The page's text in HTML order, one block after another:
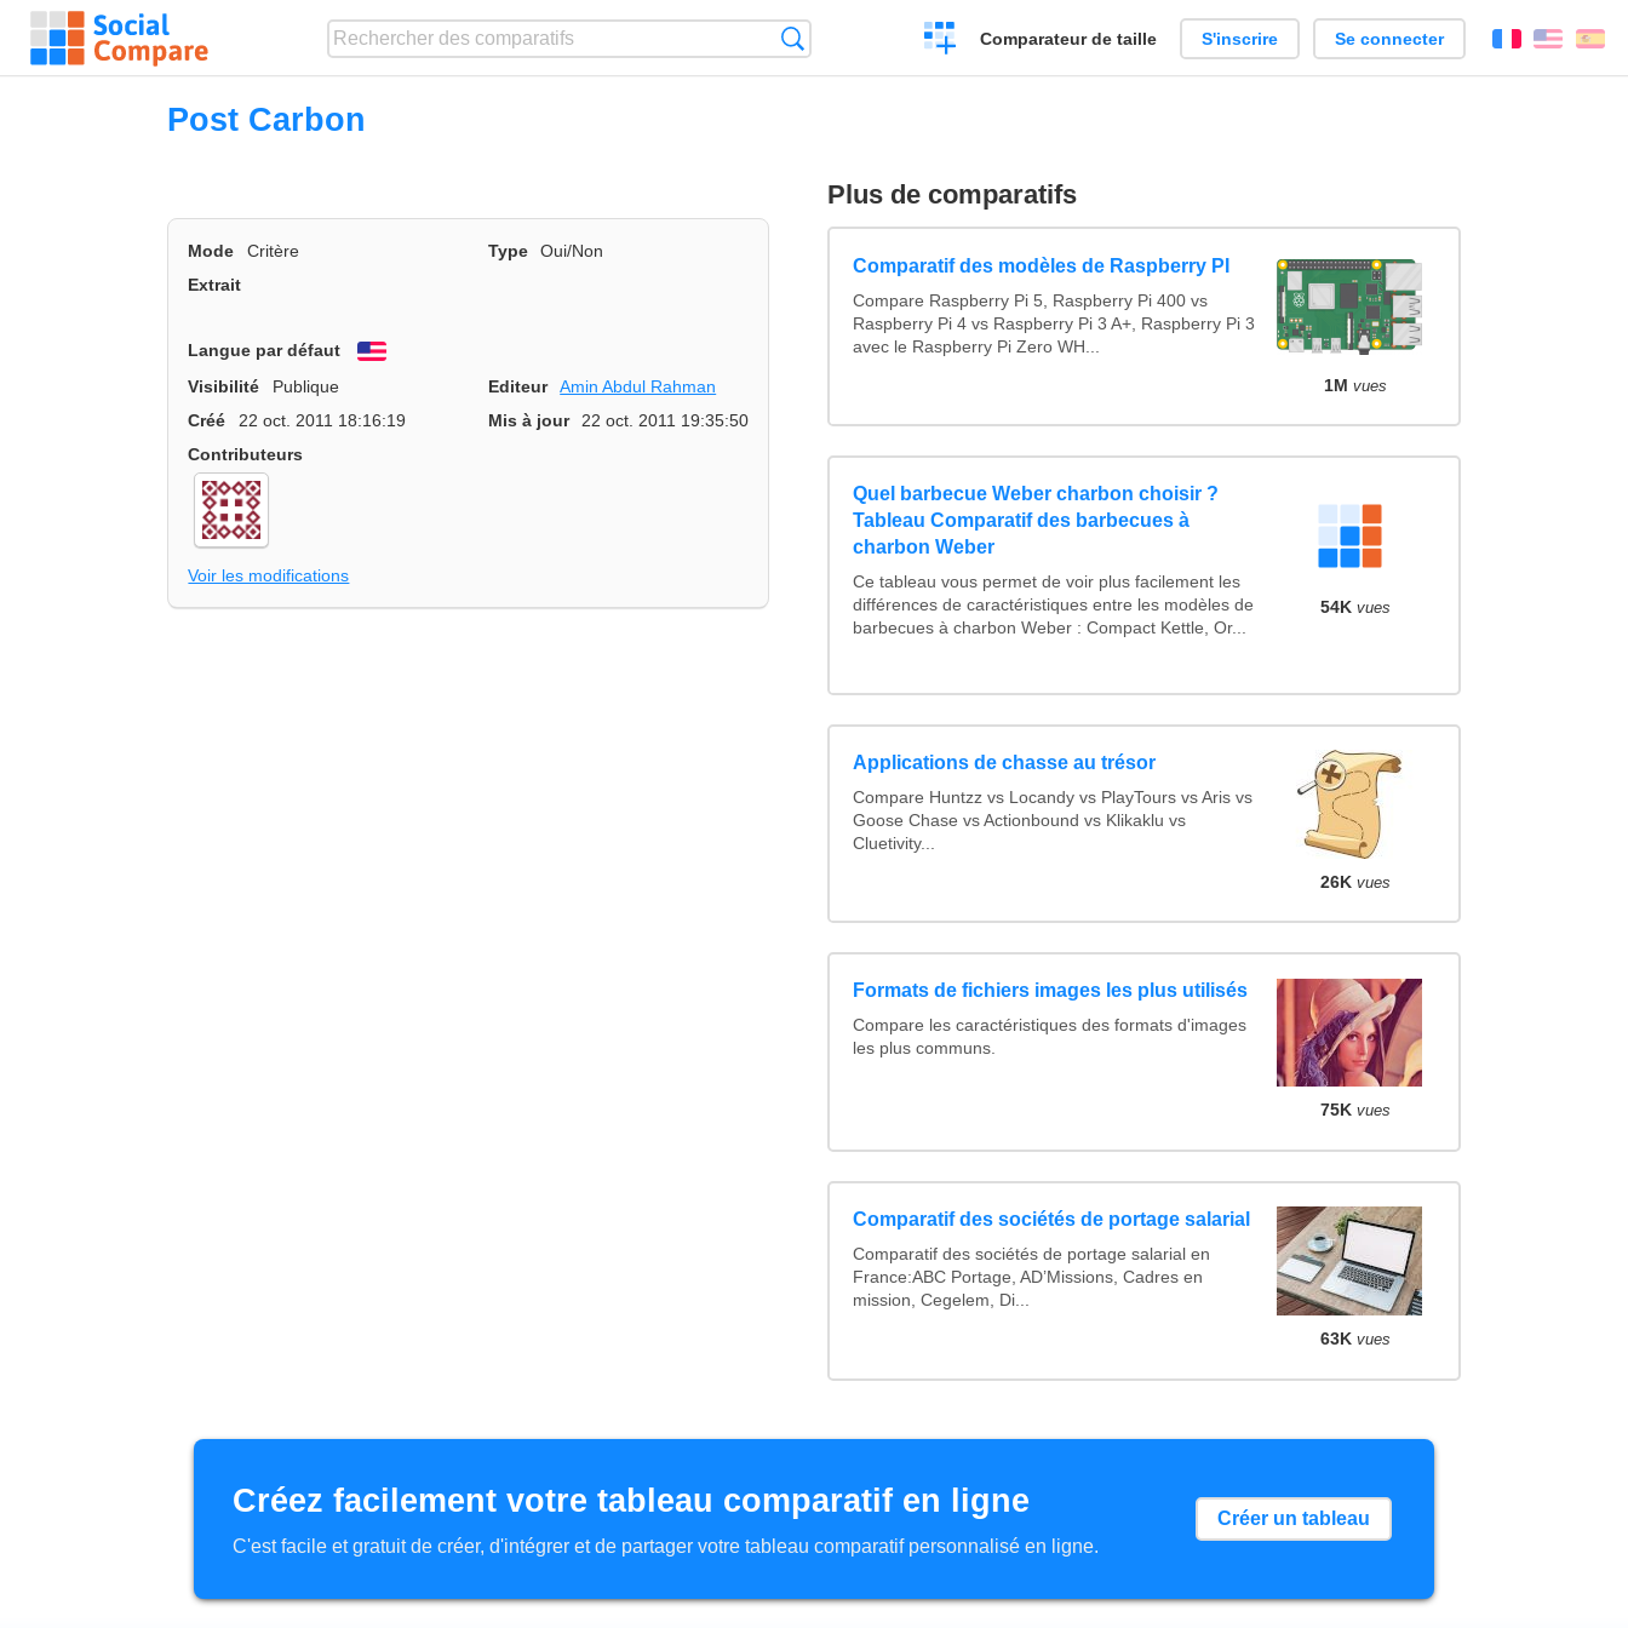
Créer
un
Comparateur de taille S'inscrire Se connecter FrançaisEnglish
Post Carbon
Mode Critère Type
Oui/Non
Extrait
Langue par défaut
Visibilité
Publique Editeur
Amin Abdul Rahman
Créé
22 oct. 2011 18:16:19 Mis à jour
22 oct. 2011 19:35:50
Contributeurs
Voir les modifications
Plus de comparatifs
Comparatif des modèles de Raspberry PI
Compare Raspberry Pi 5, Raspberry Pi 400 vs
Raspberry Pi 4 vs Raspberry Pi 3 A+, Raspberry Pi 3
avec le Raspberry Pi Zero WH...
1M vues
Quel barbecue Weber charbon choisir ?
Tableau Comparatif des barbecues à
charbon Weber
Ce tableau vous permet de voir plus facilement les
différences de caractéristiques entre les modèles de
barbecues à charbon Weber : Compact Kettle, Or...
54K vues
Applications de chasse au trésor
Compare Huntzz vs Locandy vs PlayTours vs Aris vs
Goose Chase vs Actionbound vs Klikaklu vs
Cluetivity...
26K vues
Formats de fichiers images les plus utilisés
Compare les caractéristiques des formats d'images
les plus communs.
75K vues
Comparatif des sociétés de portage salarial
Comparatif des sociétés de portage salarial en
France:ABC Portage, AD’Missions, Cadres en
mission, Cegelem, Di...
63K vues
Créez facilement votre tableau comparatif en ligne
C'est facile et gratuit de créer, d'intégrer et de partager votre tableau comparatif personnalisé en ligne.
Créer un tableau